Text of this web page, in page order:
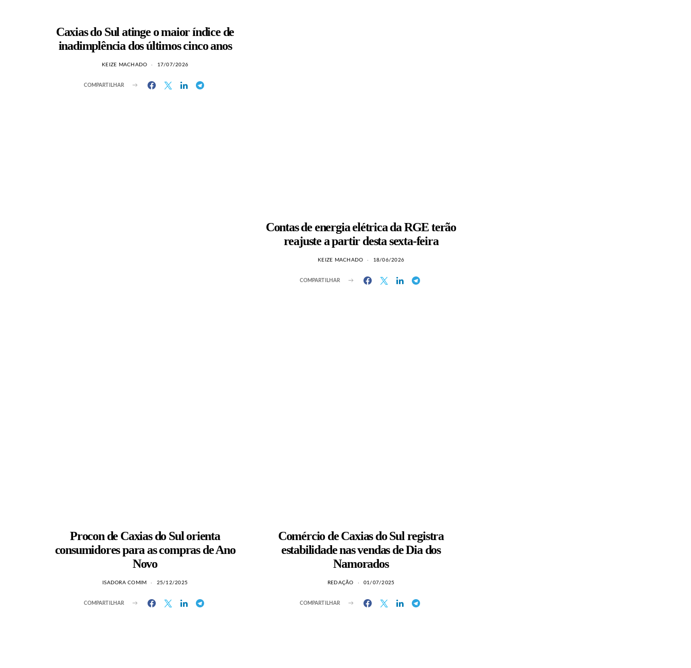
Caxias do Sul atinge o maior índice de
inadimplência dos últimos cinco anos
KEIZE MACHADO 17/07/2026
COMPARTILHAR
Contas de energia elétrica da RGE terão
reajuste a partir desta sexta-feira
KEIZE MACHADO 18/06/2026
COMPARTILHAR
Procon de Caxias do Sul orienta
consumidores para as compras de Ano
Novo
ISADORA COMIM 25/12/2025
COMPARTILHAR
Comércio de Caxias do Sul registra
estabilidade nas vendas de Dia dos
Namorados
REDAÇÃO 01/07/2025
COMPARTILHAR